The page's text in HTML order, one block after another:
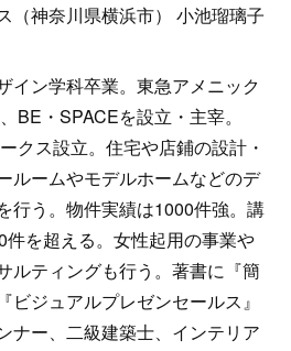
（神奈川県横浜市） 小池瑠璃子
イン学科卒業。東急アメニック
BE・SPACEを設立・主宰。
クス設立。住宅や店鋪の設計・
ルームやモデルホームなどのデ
行う。物件実績は1000件強。講
を超える。女性起用の事業や
ルティングも行う。著書に『簡
ビジュアルプレゼンセールス』
ナー、二級建築士、インテリア